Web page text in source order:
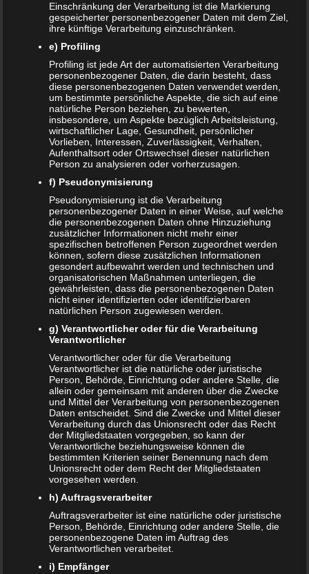
Datenschutzerklärung
genommen.
Datenschutzerklärung|Datenauszug|Datenschutzeinstellungen
Löschanfrage|Fotonachweise|Impressum
NEUE ARTIKEL
Das sind die vier Phasen der Eltern-Kind-Beziehung
Bildschirmzeit für Kinder: So viel ist wirklich genug!
Schwangerschaft – ein kurzer Überblick
Schwangerschaft: 1. Trimester
Babyhaut schützen: So gelingt es am besten!
NEUE KOMMENTARE
Frank ZimmermannzuSchwanger von Affäre – was nun?
Kristin Rudolphzu Vollmachten für Kinder
zuVollmachten für Kinder
zuBRIO Angebote – Holzeisenbahnen besonders
günstig kaufen
SANDRAzuVollmachten für Kinder
Einschränkung der Verarbeitung ist die Markierung
gespeicherter personenbezogener Daten mit dem Ziel,
ihre künftige Verarbeitung einzuschränken.
e) Profiling
Profiling ist jede Art der automatisierten Verarbeitung
personenbezogener Daten, die darin besteht, dass
diese personenbezogenen Daten verwendet werden,
um bestimmte persönliche Aspekte, die sich auf eine
natürliche Person beziehen, zu bewerten,
insbesondere, um Aspekte bezüglich Arbeitsleistung,
wirtschaftlicher Lage, Gesundheit, persönlicher
Vorlieben, Interessen, Zuverlässigkeit, Verhalten,
Aufenthaltsort oder Ortswechsel dieser natürlichen
Person zu analysieren oder vorherzusagen.
f) Pseudonymisierung
Pseudonymisierung ist die Verarbeitung
personenbezogener Daten in einer Weise, auf welche
die personenbezogenen Daten ohne Hinzuziehung
zusätzlicher Informationen nicht mehr einer
spezifischen betroffenen Person zugeordnet werden
können, sofern diese zusätzlichen Informationen
gesondert aufbewahrt werden und technischen und
organisatorischen Maßnahmen unterliegen, die
gewährleisten, dass die personenbezogenen Daten
nicht einer identifizierten oder identifizierbaren
natürlichen Person zugewiesen werden.
g) Verantwortlicher oder für die Verarbeitung
Verantwortlicher
Verantwortlicher oder für die Verarbeitung
Verantwortlicher ist die natürliche oder juristische
Person, Behörde, Einrichtung oder andere Stelle, die
allein oder gemeinsam mit anderen über die Zwecke
und Mittel der Verarbeitung von personenbezogenen
Daten entscheidet. Sind die Zwecke und Mittel dieser
Verarbeitung durch das Unionsrecht oder das Recht
der Mitgliedstaaten vorgegeben, so kann der
Verantwortliche beziehungsweise können die
bestimmten Kriterien seiner Benennung nach dem
Unionsrecht oder dem Recht der Mitgliedstaaten
vorgesehen werden.
h) Auftragsverarbeiter
Auftragsverarbeiter ist eine natürliche oder juristische
Person, Behörde, Einrichtung oder andere Stelle, die
personenbezogene Daten im Auftrag des
Verantwortlichen verarbeitet.
i) Empfänger